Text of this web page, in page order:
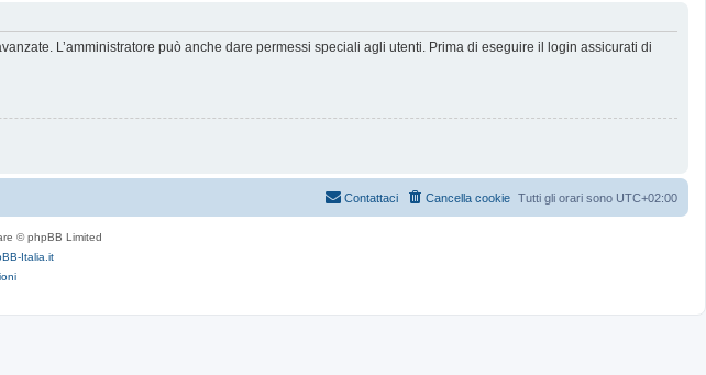
L’amministratore può anche dare permessi speciali agli utenti. Prima di eseguire il login assicurati di
Tutti gli orari sono UTC+02:00
Cancella cookie
Contattaci
© phpBB Limited
Italia.it